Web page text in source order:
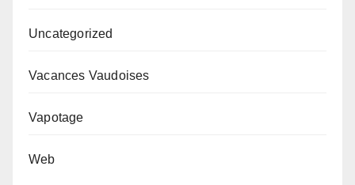
Uncategorized
Vacances Vaudoises
Vapotage
Web